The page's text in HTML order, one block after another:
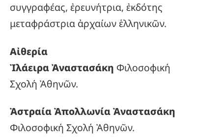
συγγραφέας, ἐρευνήτρια, ἐκδότης
μεταφράστρια ἀρχαίων ἑλληνικῶν.
Αἰθερία
Ἰλάειρα Ἀναστασάκη Φιλοσοφική
Σχολή Ἀθηνῶν.
Ἀστραία Ἀπολλωνία Ἀναστασάκη
Φιλοσοφική Σχολή Ἀθηνῶν.